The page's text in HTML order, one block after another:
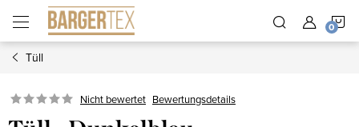
Inhalt
springen
Tüll
Nicht bewertet Bewertungsdetails